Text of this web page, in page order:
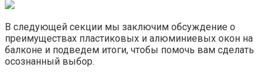
В следующей секции мы заключим обсуждение о
преимуществах пластиковых и алюминиевых окон на
балконе и подведем итоги, чтобы помочь вам сделать
осознанный выбор.​